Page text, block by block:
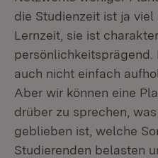
die Studienzeit ist ja viel
Lernzeit, sie ist
persönlichkeitsprägend.
auch nicht einfach
Aber wir können eine
drüber zu sprechen,
geblieben ist, welche
Studierenden belasten